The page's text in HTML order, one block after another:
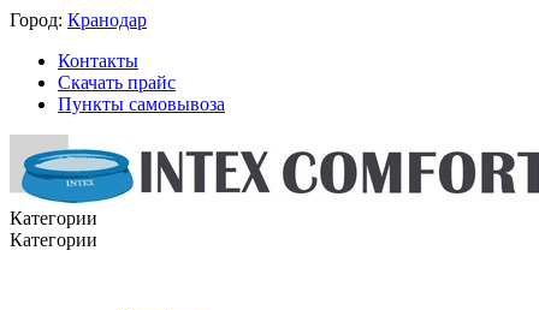
Город: Кранодар
Контакты
Скачать прайс
Пункты самовывоза
Категории
Категории